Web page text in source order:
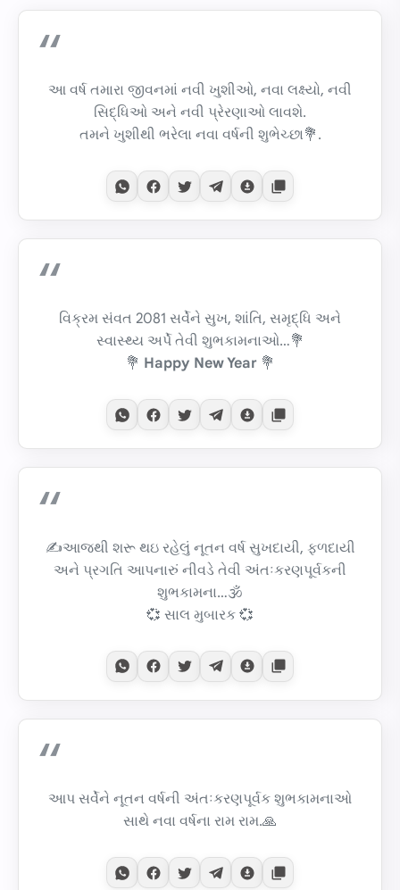
આ વર્ષ તમારા જીવનમાં નવી ખુશીઓ, નવા લક્ષ્યો, નવી
સિદ્ધિઓ અને નવી પ્રેરણાઓ લાવશે.
તમને ખુશીથી ભરેલા નવા વર્ષની શુભેચ્છા💐.
વિક્રમ સંવત 2081 સર્વેને સુખ, શાંતિ, સમૃદ્ધિ અને
સ્વાસ્થ્ય અર્પે તેવી શુભકામનાઓ…💐
💐 Happy New Year 💐
✍આજથી શરૂ થઇ રહેલું નૂતન વર્ષ સુખદાયી, ફળદાયી
અને પ્રગતિ આપનારું નીવડે તેવી અંતઃકરણપૂર્વકની
શુભકામના…🕉
💞 સાલ મુબારક 💞
આપ સર્વેને નૂતન વર્ષની અંતઃકરણપૂર્વક શુભકામનાઓ
સાથે નવા વર્ષના રામ રામ.🙏